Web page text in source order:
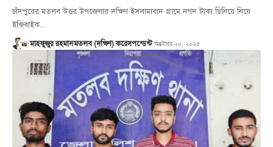
চাঁদপুরের মতলব উত্তর উপজেলার দক্ষিণ ইসলামাবাদ গ্রামে নগদ টাকা ছিনিয়ে নিয়ে
ইজিবাইক…
মাহফুজুর রহমানমতলব (দক্ষিণ) করেসপন্ডেন্ট অক্টোবর ২০, ২০২৫